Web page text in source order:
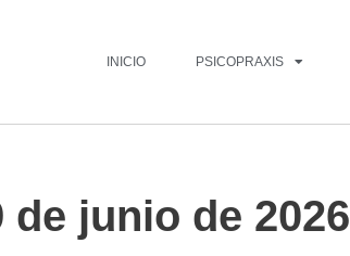
INICIO PSICOPRAXIS
de junio de 2026